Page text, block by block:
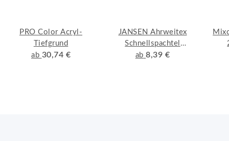
PRO Color Acryl-
Tiefgrund
ab 30,74 €
JANSEN Ahrweitex
Schnellspachtel
Lackspachtel
ab 8,39 €